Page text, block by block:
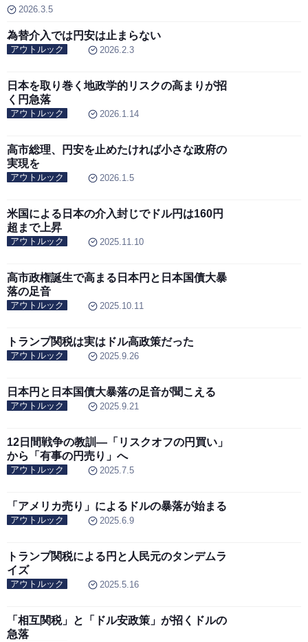
2026.3.5
為替介入では円安は止まらない
アウトルック 2026.2.3
日本を取り巻く地政学的リスクの高まりが招
く円急落
アウトルック 2026.1.14
高市総理、円安を止めたければ小さな政府の
実現を
アウトルック 2026.1.5
米国による日本の介入封じでドル円は160円
超まで上昇
アウトルック 2025.11.10
高市政権誕生で高まる日本円と日本国債大暴
落の足音
アウトルック 2025.10.11
トランプ関税は実はドル高政策だった
アウトルック 2025.9.26
日本円と日本国債大暴落の足音が聞こえる
アウトルック 2025.9.21
12日間戦争の教訓―「リスクオフの円買い」
から「有事の円売り」へ
アウトルック 2025.7.5
「アメリカ売り」によるドルの暴落が始まる
アウトルック 2025.6.9
トランプ関税による円と人民元のタンデムラ
イズ
アウトルック 2025.5.16
「相互関税」と「ドル安政策」が招くドルの
急落